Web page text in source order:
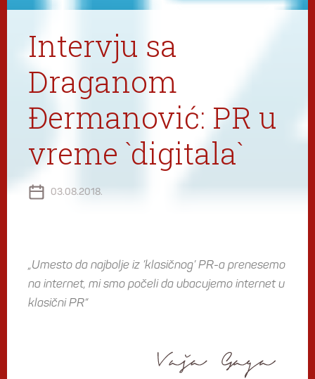
Intervju sa
Draganom
Đermanović: PR u
vreme `digitala`
03.08.2018.
„Umesto da najbolje iz ’klasičnog’ PR-a prenesemo
na internet, mi smo počeli da ubacujemo internet u
klasični PR“